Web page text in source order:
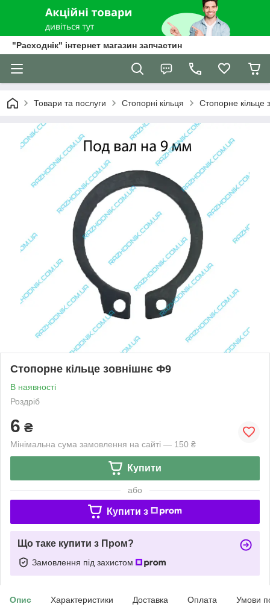
"Расходнік" інтернет магазин запчастин
Товари та послуги Стопорні кільця Стопорне кільце
Стопорне кільце зовнішнє Ф9
В наявності
Роздріб
6 ₴
Мінімальна сума замовлення на сайті — 150 ₴
Купити
або
Купити з
Що таке купити з Пром?
Замовлення під захистом
Опис Характеристики Доставка Оплата Умови